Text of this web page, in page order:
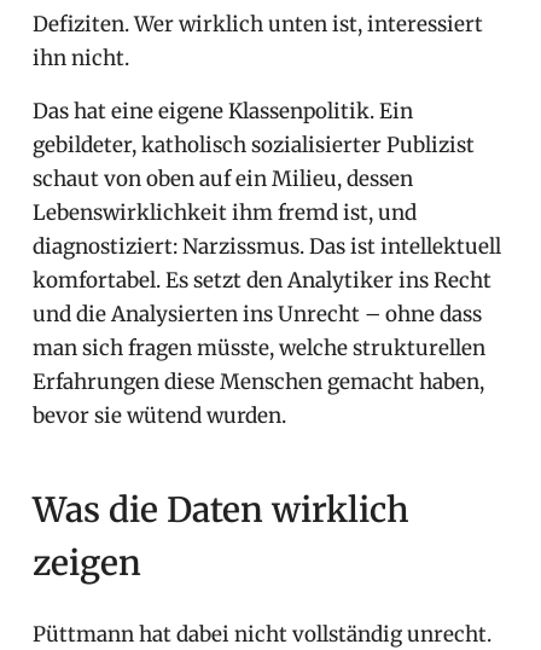
Defiziten. Wer wirklich unten ist, interessiert
ihn nicht.
Das hat eine eigene Klassenpolitik. Ein
gebildeter, katholisch sozialisierter Publizist
schaut von oben auf ein Milieu, dessen
Lebenswirklichkeit ihm fremd ist, und
diagnostiziert: Narzissmus. Das ist intellektuell
komfortabel. Es setzt den Analytiker ins Recht
und die Analysierten ins Unrecht – ohne dass
man sich fragen müsste, welche strukturellen
Erfahrungen diese Menschen gemacht haben,
bevor sie wütend wurden.
Was die Daten wirklich
zeigen
Püttmann hat dabei nicht vollständig unrecht.